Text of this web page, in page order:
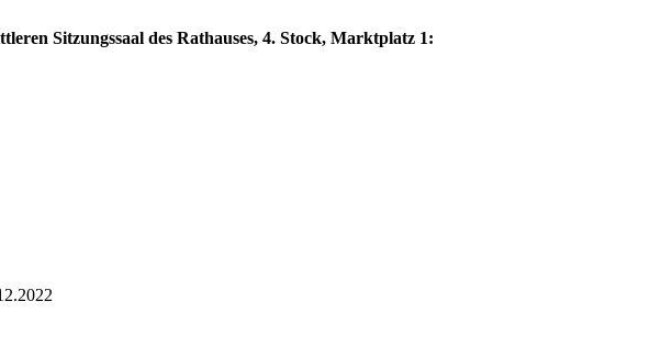
Sitzungssaal des Rathauses, 4. Stock, Marktplatz 1: